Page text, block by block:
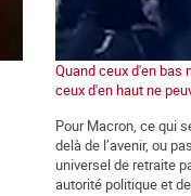
Quand ceux d'en bas
ceux d'en haut ne
Pour Macron, ce qui
delà de l’avenir, ou
universel de retraite
autorité politique et